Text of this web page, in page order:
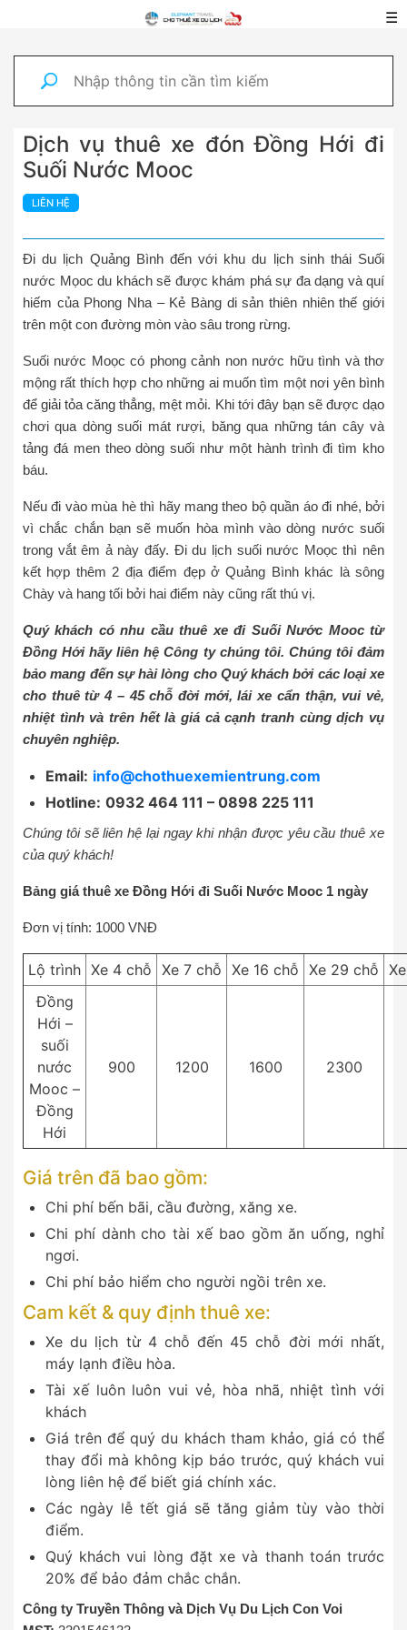
☰
Dịch vụ thuê xe đón Đồng Hới đi
Suối Nước Mooc
LIÊN HỆ
Đi du lịch Quảng Bình đến với khu du lịch sinh thái Suối
nước Mọoc du khách sẽ được khám phá sự đa dạng và quí
hiếm của Phong Nha – Kẻ Bàng di sản thiên nhiên thế giới
trên một con đường mòn vào sâu trong rừng.
Suối nước Moọc có phong cảnh non nước hữu tình và thơ
mộng rất thích hợp cho những ai muốn tìm một nơi yên bình
để giải tỏa căng thẳng, mệt mỏi. Khi tới đây bạn sẽ được dạo
chơi qua dòng suối mát rượi, băng qua những tán cây và
tảng đá men theo dòng suối như một hành trình đi tìm kho
báu.
Nếu đi vào mùa hè thì hãy mang theo bộ quần áo đi nhé, bởi
vì chắc chắn bạn sẽ muốn hòa mình vào dòng nước suối
trong vắt êm ả này đấy. Đi du lịch suối nước Moọc thì nên
kết hợp thêm 2 địa điểm đẹp ở Quảng Bình khác là sông
Chày và hang tối bởi hai điểm này cũng rất thú vị.
Quý khách có nhu cầu thuê xe đi Suối Nước Mooc từ
Đồng Hới hãy liên hệ Công ty chúng tôi. Chúng tôi đảm
bảo mang đến sự hài lòng cho Quý khách bởi các loại xe
cho thuê từ 4 – 45 chỗ đời mới, lái xe cẩn thận, vui vẻ,
nhiệt tình và trên hết là giá cả cạnh tranh cùng dịch vụ
chuyên nghiệp.
Email: info@chothuexemientrung.com
Hotline: 0932 464 111 – 0898 225 111
Chúng tôi sẽ liên hệ lại ngay khi nhận được yêu cầu thuê xe
của quý khách!
Bảng giá thuê xe Đồng Hới đi Suối Nước Mooc 1 ngày
Đơn vị tính: 1000 VNĐ
Lộ trình Xe 4 chỗ Xe 7 chỗ Xe 16 chỗ Xe 29 chỗ
Đồng
Hới –
suối
nước
Mooc –
Đồng
Hới
900 1200 1600 2300
Giá trên đã bao gồm:
Chi phí bến bãi, cầu đường, xăng xe.
Chi phí dành cho tài xế bao gồm ăn uống, nghỉ
ngơi.
Chi phí bảo hiểm cho người ngồi trên xe.
Cam kết & quy định thuê xe:
Xe du lịch từ 4 chỗ đến 45 chỗ đời mới nhất,
máy lạnh điều hòa.
Tài xế luôn luôn vui vẻ, hòa nhã, nhiệt tình với
khách
Giá trên để quý du khách tham khảo, giá có thể
thay đổi mà không kịp báo trước, quý khách vui
lòng liên hệ để biết giá chính xác.
Các ngày lễ tết giá sẽ tăng giảm tùy vào thời
điểm.
Quý khách vui lòng đặt xe và thanh toán trước
20% để bảo đảm chắc chắn.
Công ty Truyền Thông và Dịch Vụ Du Lịch Con Voi